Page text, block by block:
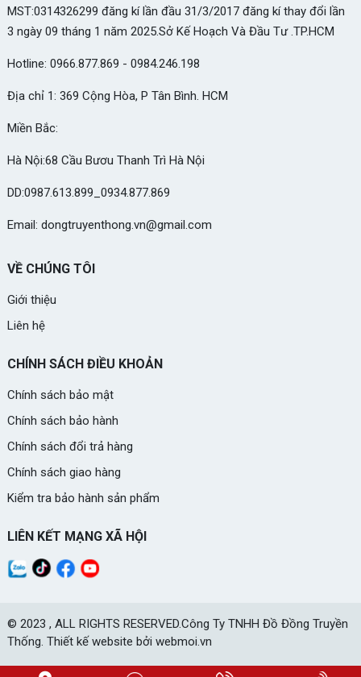
MST:0314326299 đăng kí lần đầu 31/3/2017 đăng kí thay đổi lần
3 ngày 09 tháng 1 năm 2025.Sở Kế Hoạch Và Đầu Tư .TP.HCM
Hotline: 0966.877.869 - 0984.246.198
Địa chỉ 1: 369 Cộng Hòa, P Tân Bình. HCM
Miền Bắc:
Hà Nội:68 Cầu Bươu Thanh Trì Hà Nội
DD:0987.613.899_0934.877.869
Email: dongtruyenthong.vn@gmail.com
VỀ CHÚNG TÔI
Giới thiệu
Liên hệ
CHÍNH SÁCH ĐIỀU KHOẢN
Chính sách bảo mật
Chính sách bảo hành
Chính sách đổi trả hàng
Chính sách giao hàng
Kiểm tra bảo hành sản phẩm
LIÊN KẾT MẠNG XÃ HỘI
© 2023 , ALL RIGHTS RESERVED.Công Ty TNHH Đồ Đồng Truyền
Thống. Thiết kế website bởi webmoi.vn